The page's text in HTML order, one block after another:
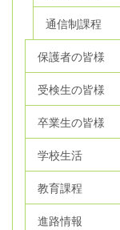
通信制課程
保護者の皆様
受検生の皆様
卒業生の皆様
学校生活
教育課程
進路情報